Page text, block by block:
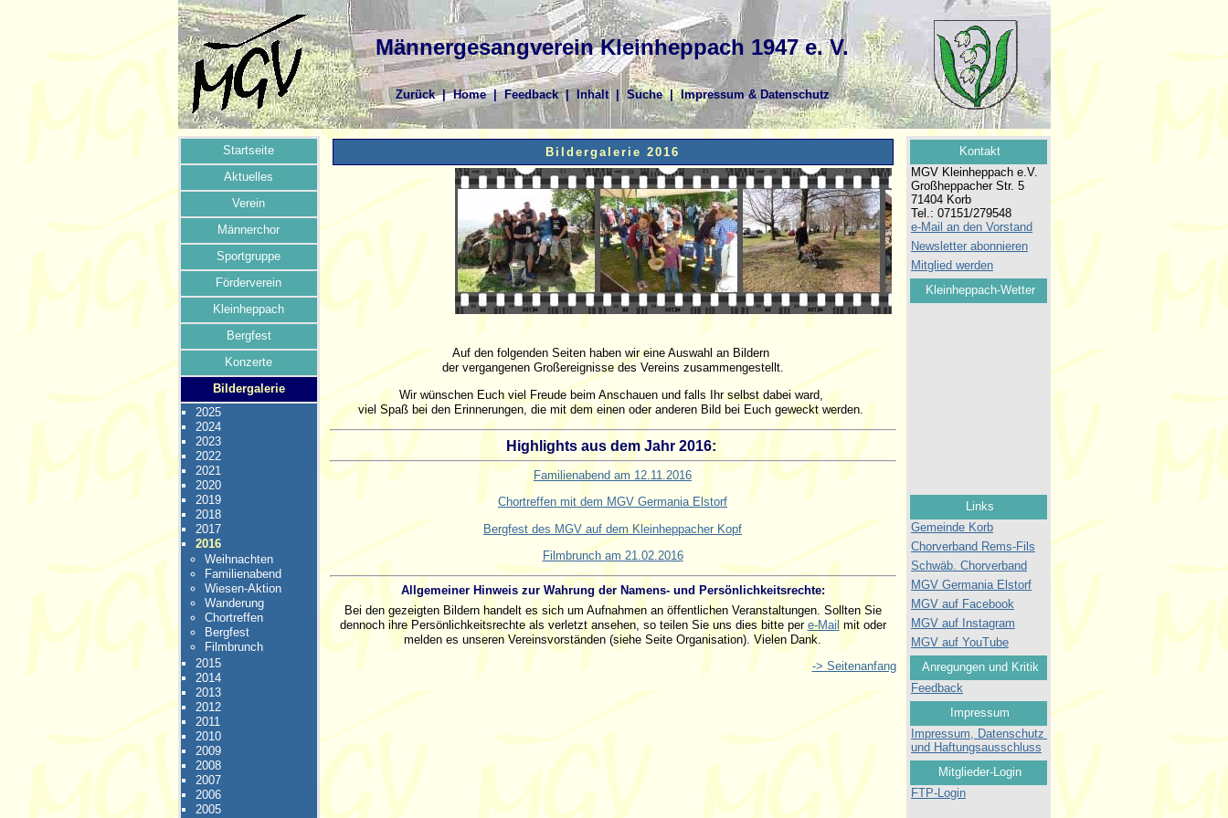
Männergesangverein Kleinheppach 1947 e. V.
Zurück|Home|Feedback| Inhalt|Suche|Impressum & Datenschutz
Startseite
Aktuelles
Verein
Männerchor
Sportgruppe
Förderverein
Kleinheppach
Bergfest
Konzerte
Bildergalerie
2025
2024
2023
2022
2021
2020
2019
2018
2017
2016
Weihnachten
Familienabend
Wiesen-Aktion
Wanderung
Chortreffen
Bergfest
Filmbrunch
2015
2014
2013
2012
2011
2010
2009
2008
2007
2006
2005
Bildergalerie 2016
Auf den folgenden Seiten haben wir eine Auswahl an Bildern
der vergangenen Großereignisse des Vereins zusammengestellt.
Wir wünschen Euch viel Freude beim Anschauen und falls Ihr selbst dabei ward,
viel Spaß bei den Erinnerungen, die mit dem einen oder anderen Bild bei Euch geweckt werden.
Highlights aus dem Jahr 2016:
Familienabend am 12.11.2016
Chortreffen mit dem MGV Germania Elstorf
Bergfest des MGV auf dem Kleinheppacher Kopf
Filmbrunch am 21.02.2016
Allgemeiner Hinweis zur Wahrung der Namens- und Persönlichkeitsrechte:
Bei den gezeigten Bildern handelt es sich um Aufnahmen an öffentlichen Veranstaltungen. Sollten Sie
dennoch ihre Persönlichkeitsrechte als verletzt ansehen, so teilen Sie uns dies bitte per e-Mail mit oder
melden es unseren Vereinsvorständen (siehe Seite Organisation). Vielen Dank.
-> Seitenanfang